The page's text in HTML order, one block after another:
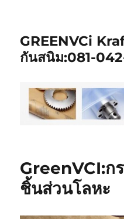
GREENVCi
กันสนิม:081-
GreenVCI:ก
ชิ้นส่วนโลหะ